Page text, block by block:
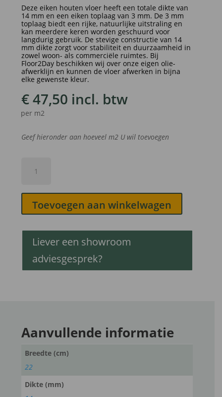
Deze eiken houten vloer heeft een totale dikte van
14 mm en een eiken toplaag van 3 mm. De 3 mm
toplaag biedt een rijke, natuurlijke uitstraling en
kan meerdere keren worden geschuurd voor
langdurig gebruik. De stevige constructie van 14
mm dikte zorgt voor stabiliteit en duurzaamheid in
zowel woon- als commerciële ruimtes. Bij
Floor2Day beschikken wij over onze eigen olie-
afwerklijn en kunnen de vloer afwerken in bijna
elke gewenste kleur.
€47,50 incl. btw
per m2
Geef hieronder aan hoeveel m2 U wil toevoegen
22
Rustiek
Select
Toevoegen aan winkelwagen
Liever een showroom
adviesgesprek?
Aanvullende informatie
Breedte (cm)
22
Dikte (mm)